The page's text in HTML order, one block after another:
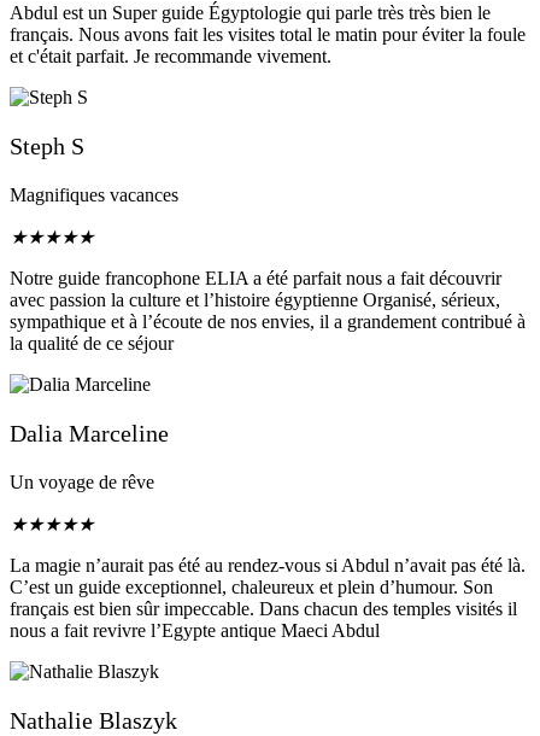
Abdul est un Super guide Égyptologie qui parle très très bien le
français. Nous avons fait les visites total le matin pour éviter la foule
et c'était parfait. Je recommande vivement.
Steph S
Magnifiques vacances
★★★★★
Notre guide francophone ELIA a été parfait nous a fait découvrir
avec passion la culture et l’histoire égyptienne Organisé, sérieux,
sympathique et à l’écoute de nos envies, il a grandement contribué à
la qualité de ce séjour
Dalia Marceline
Un voyage de rêve
★★★★★
La magie n’aurait pas été au rendez-vous si Abdul n’avait pas été là.
C’est un guide exceptionnel, chaleureux et plein d’humour. Son
français est bien sûr impeccable. Dans chacun des temples visités il
nous a fait revivre l’Egypte antique Maeci Abdul
Nathalie Blaszyk